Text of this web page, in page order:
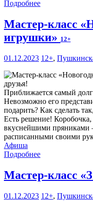
Подробнее
Мастер-класс
игрушки» 12+
01.12.2023 12+,
друзья!
Приближается самый
Невозможно его
подарить? Как сделать
Есть решение!
вкуснейшими пряниками
расписанными своими
Афиша
Подробнее
Мастер-класс
01.12.2023 12+,